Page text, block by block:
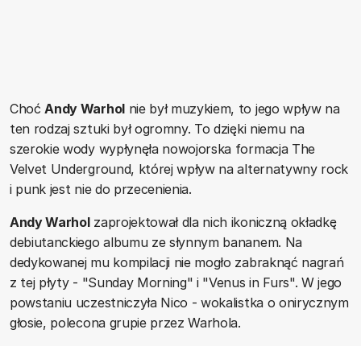
ChoćAndy Warholnie był muzykiem, to jego wpływ na
ten rodzaj sztuki był ogromny. To dzięki niemu na
szerokie wody wypłynęła nowojorska formacja The
Velvet Underground, której wpływ na alternatywny rock
i punk jest nie do przecenienia.
Andy Warholzaprojektował dla nich ikoniczną okładkę
debiutanckiego albumu ze słynnym bananem. Na
dedykowanej mu kompilacji nie mogło zabraknąć nagrań
z tej płyty - "Sunday Morning" i "Venus in Furs". W jego
powstaniu uczestniczyła Nico - wokalistka o onirycznym
głosie, polecona grupie przez Warhola.